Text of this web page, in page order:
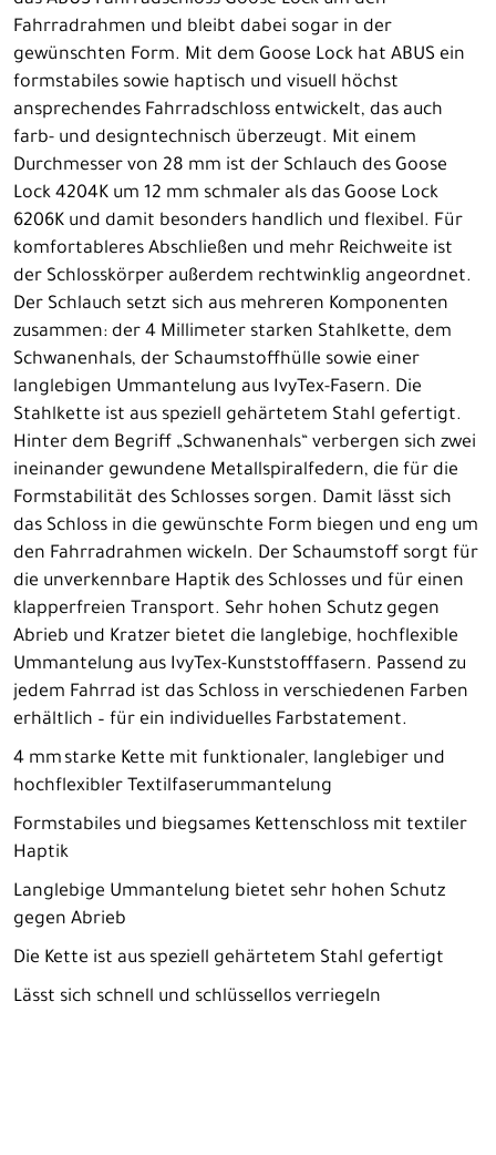
Fahrradrahmen und bleibt dabei sogar in der
gewünschten Form. Mit dem Goose Lock hat ABUS ein
formstabiles sowie haptisch und visuell höchst
ansprechendes Fahrradschloss entwickelt, das auch
farb- und designtechnisch überzeugt. Mit einem
Durchmesser von 28 mm ist der Schlauch des Goose
Lock 4204K um 12 mm schmaler als das Goose Lock
6206K und damit besonders handlich und flexibel. Für
komfortableres Abschließen und mehr Reichweite ist
der Schlosskörper außerdem rechtwinklig angeordnet.
Der Schlauch setzt sich aus mehreren Komponenten
zusammen: der 4 Millimeter starken Stahlkette, dem
Schwanenhals, der Schaumstoffhülle sowie einer
langlebigen Ummantelung aus IvyTex-Fasern. Die
Stahlkette ist aus speziell gehärtetem Stahl gefertigt.
Hinter dem Begriff „Schwanenhals“ verbergen sich zwei
ineinander gewundene Metallspiralfedern, die für die
Formstabilität des Schlosses sorgen. Damit lässt sich
das Schloss in die gewünschte Form biegen und eng um
den Fahrradrahmen wickeln. Der Schaumstoff sorgt für
die unverkennbare Haptik des Schlosses und für einen
klapperfreien Transport. Sehr hohen Schutz gegen
Abrieb und Kratzer bietet die langlebige, hochflexible
Ummantelung aus IvyTex-Kunststofffasern. Passend zu
jedem Fahrrad ist das Schloss in verschiedenen Farben
erhältlich – für ein individuelles Farbstatement.
4 mm starke Kette mit funktionaler, langlebiger und
hochflexibler Textilfaserummantelung
Formstabiles und biegsames Kettenschloss mit textiler
Haptik
Langlebige Ummantelung bietet sehr hohen Schutz
gegen Abrieb
Die Kette ist aus speziell gehärtetem Stahl gefertigt
Lässt sich schnell und schlüssellos verriegeln